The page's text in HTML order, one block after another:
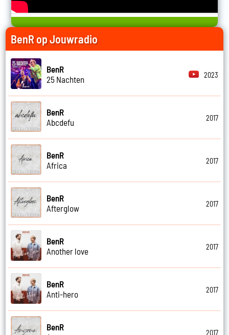
BenR op Jouwradio
BenR
25 Nachten
2023
BenR
Abcdefu
2017
BenR
Africa
2017
BenR
Afterglow
2017
BenR
Another love
2017
BenR
Anti-hero
2017
BenR
2017